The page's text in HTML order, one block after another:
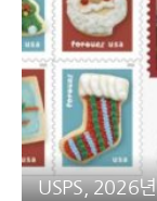
USPS, 2026